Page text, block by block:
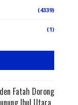
(4339)
(1)
Fatah Dorong